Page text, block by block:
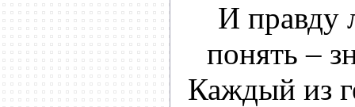
И правду
понять –
Каждый из